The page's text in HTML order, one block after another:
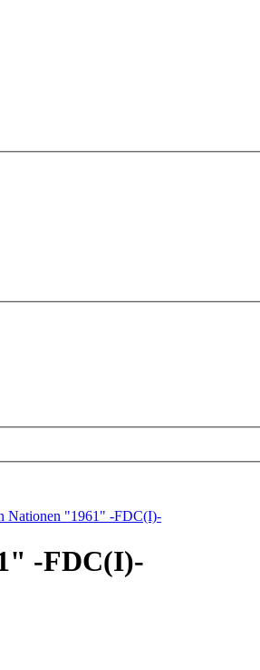
Nationen "1961" -FDC(I)-
-FDC(I)-